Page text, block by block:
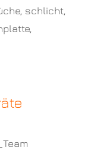
, schlicht,
,